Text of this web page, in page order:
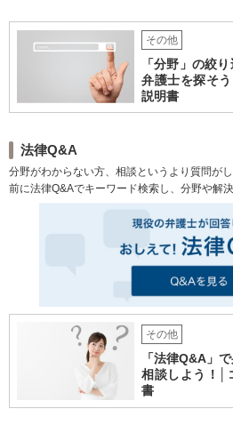
が、当事務所の弁護士は、それらの間接事実を
の存在を認識していたという結論は導かれな
に、反対に、Aさんが覚せい剤の存在を知ら
を挙げていきました。 その結果、無罪判決
さんを冤罪から守ることができました。
その他
「分野」の絞
弁護士を探そ
説明書
法律Q&A
分野がわからない方、相談というより質問が
前に法律Q&Aでキーワード検索し、分野や解
その他
「法律Q&A」
相談しよう！│
書